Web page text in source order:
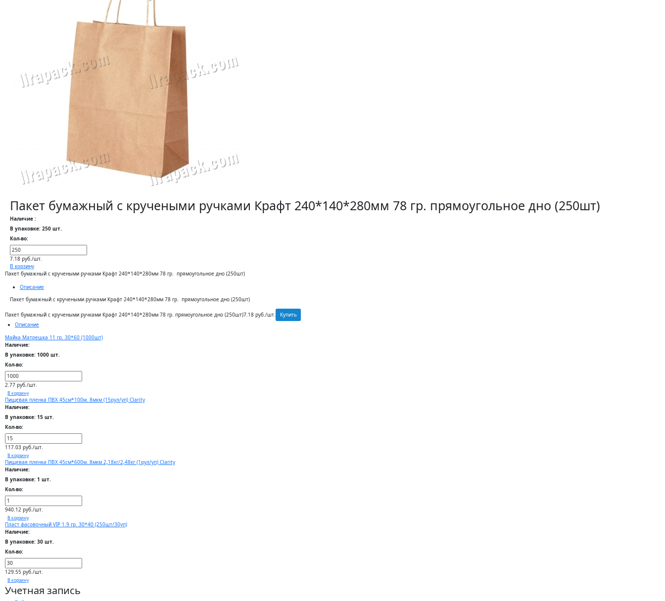
Пакет бумажный с кручеными ручками Крафт 240*140*280мм 78 гр. прямоугольное дно (250шт)
Наличие :
В упаковке: 250 шт.
Кол-во:
7.18 руб./шт.
В корзину
Пакет бумажный с кручеными ручками Крафт 240*140*280мм 78 гр. прямоугольное дно (250шт)
Описание
Пакет бумажный с кручеными ручками Крафт 240*140*280мм 78 гр. прямоугольное дно (250шт)
Пакет бумажный с кручеными ручками Крафт 240*140*280мм 78 гр. прямоугольное дно (250шт)7.18 руб./шт.
Купить
Описание
Майка Матрешка 11 гр. 30*60 (1000шт)
Наличие:
В упаковке: 1000 шт.
Кол-во:
2.77 руб./шт.
В корзину
Пищевая пленка ПВХ 45см*100м. 8мкм (15рул/уп) Clarity
Наличие:
В упаковке: 15 шт.
Кол-во:
117.03 руб./шт.
В корзину
Пищевая пленка ПВХ 45см*600м. 8мкм 2,18кг/2,48кг (1рул/уп) Clarity
Наличие:
В упаковке: 1 шт.
Кол-во:
940.12 руб./шт.
В корзину
Пласт фасовочный VIP 1.9 гр. 30*40 (250шт/30уп)
Наличие:
В упаковке: 30 шт.
Кол-во:
129.55 руб./шт.
В корзину
Учетная запись